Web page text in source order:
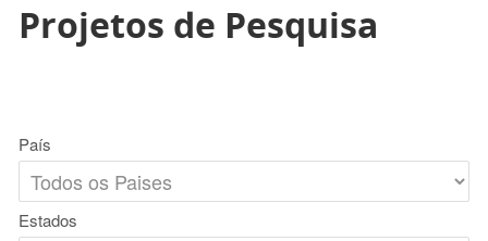
Projetos de Pesquisa
País
Estados